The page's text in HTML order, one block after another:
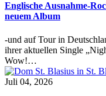
Englische Ausnahme-
neuem Album
-und auf Tour in
ihrer aktuellen Single
Wow!…
Juli 04, 2026